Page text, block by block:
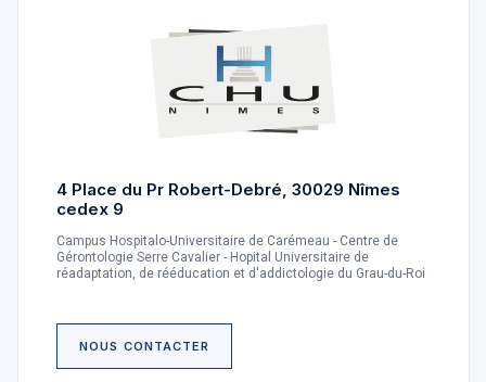
4 Place du Pr Robert-Debré, 30029 Nîmes
cedex 9
Campus Hospitalo-Universitaire de Carémeau - Centre de
Gérontologie Serre Cavalier - Hopital Universitaire de
réadaptation, de rééducation et d'addictologie du Grau-du-Roi
NOUS CONTACTER